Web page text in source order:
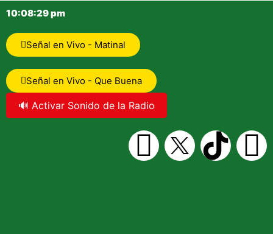
10:08:30 pm
Señal en Vivo - Matinal
Señal en Vivo - Que Buena
🔊 Activar Sonido de la Radio